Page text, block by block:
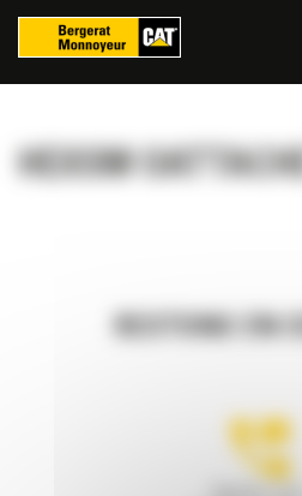
HEXSM
RESTONS EN
Panneau de gestion des cookies